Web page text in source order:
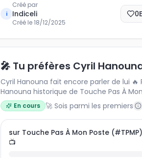
i
Créé par
Indiceli
Créé le18/12/2025
0
🎤 Tu préfères Cyril
Cyril Hanouna fait encore parler de lui 🔥 Préfères-tu le
Hanouna historique de Touche Pas À
du buzz et des débats explosifs, ou le
léger et renouvelé de Tout Beau Tout
compare les avis et découvre ce que
internautes sur l’avenir de Cyril Hanouna
En cours 🚀 Sois parmi les premiers
sur Touche Pas À Mon Poste (#TPMP)
📺